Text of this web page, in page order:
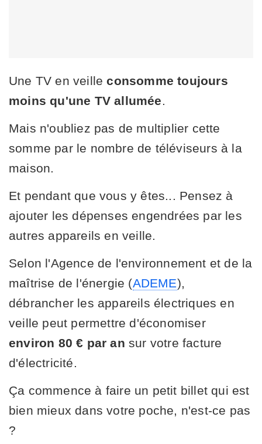
Une TV en veilleconsomme toujours
moins qu'une TV allumée
Mais n'oubliez pas de multiplier cette
somme par le nombre de téléviseurs à la
maison.
Et pendant que vous y êtes... Pensez à
ajouter les dépenses engendrées par les
autres appareils en veille.
Selon l'Agence de l'environnement et de la
maîtrise de l'énergie (ADEME),
débrancher les appareils électriques en
veille peut permettre d'économiser
environ 80 € par an sur votre facture
d'électricité.
Ça commence à faire un petit billet qui est
bien mieux dans votre poche, n'est-ce pas
?